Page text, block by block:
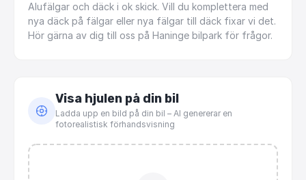
Alufälgar och däck i ok skick. Vill du komplettera med
nya däck på fälgar eller nya fälgar till däck fixar vi det.
Hör gärna av dig till oss på Haninge bilpark för frågor.
Visa hjulen på din bil
Ladda upp en bild på din bil – AI genererar en
fotorealistisk förhandsvisning